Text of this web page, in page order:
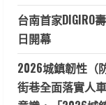
台南首家DIGIRO
日開幕
2026城鎮韌性（
街巷全面落實人